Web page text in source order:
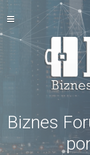
Biznes